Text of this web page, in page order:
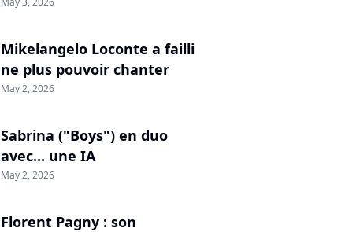
Mikelangelo Loconte a failli
ne plus pouvoir chanter
May 2, 2026
Sabrina ("Boys") en duo
avec... une IA
May 2, 2026
Florent Pagny : son